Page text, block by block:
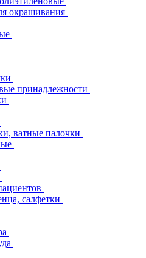
окрашивания
принадлежности
ватные палочки
салфетки